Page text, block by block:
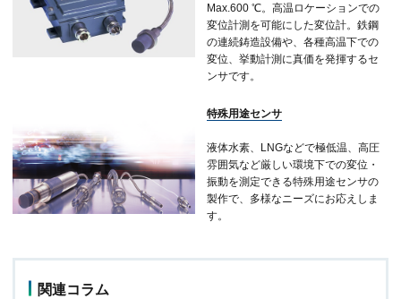
Max.600 ℃。高温ロケーションでの
変位計測を可能にした変位計。鉄鋼
の連続鋳造設備や、各種高温下での
変位、挙動計測に真価を発揮するセ
ンサです。
特殊用途センサ
液体水素、LNGなどで極低温、高圧
雰囲気など厳しい環境下での変位・
振動を測定できる特殊用途センサの
製作で、多様なニーズにお応えしま
す。
関連コラム